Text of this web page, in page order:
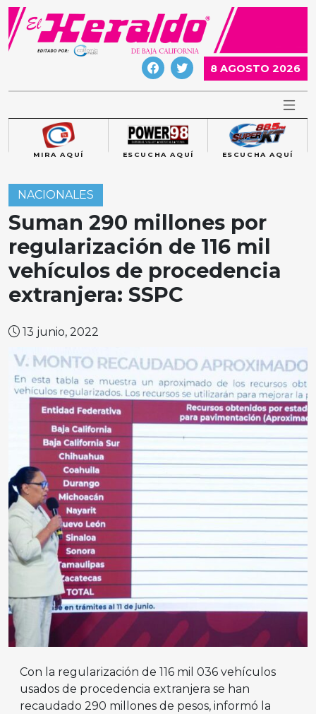
Skip
content
8 AGOSTO 2026
MIRA AQUÍ ESCUCHA AQUÍ ESCUCHA AQUÍ
NACIONALES
Suman 290 millones por
regularización de 116 mil
vehículos de procedencia
extranjera: SSPC
13 junio, 2022
Con la regularización de 116 mil 036 vehículos
usados de procedencia extranjera se han
recaudado 290 millones de pesos, informó la